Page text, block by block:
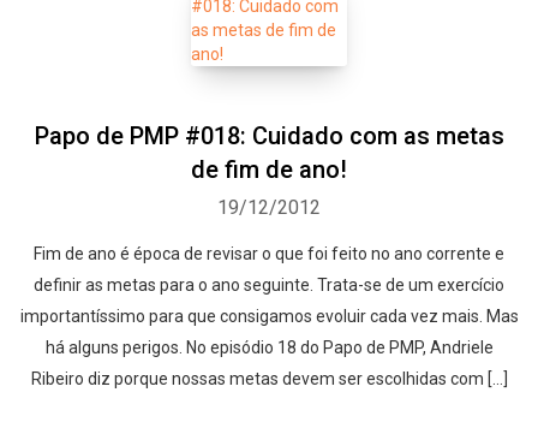
Papo de PMP #018: Cuidado com as metas
de fim de ano!
19/12/2012
Fim de ano é época de revisar o que foi feito no ano corrente e
definir as metas para o ano seguinte. Trata-se de um exercício
importantíssimo para que consigamos evoluir cada vez mais. Mas
há alguns perigos. No episódio 18 do Papo de PMP, Andriele
Ribeiro diz porque nossas metas devem ser escolhidas com […]